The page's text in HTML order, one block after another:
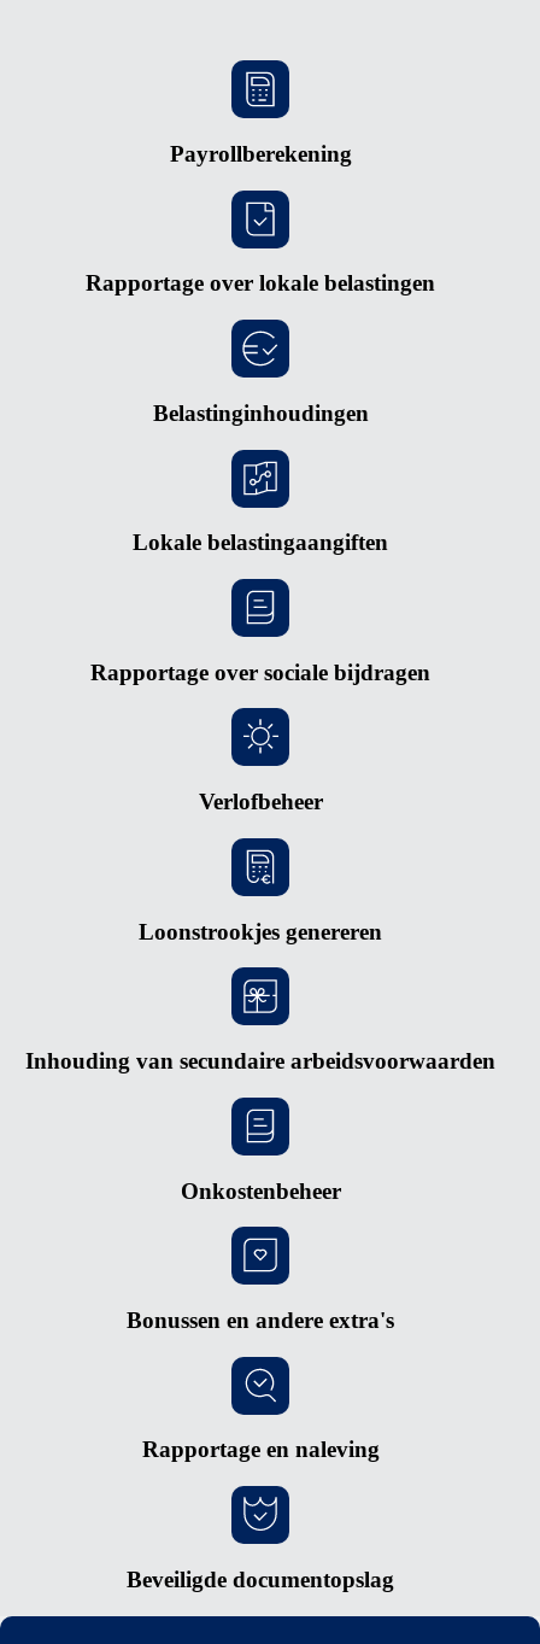
Payrollberekening
Rapportage over lokale belastingen
Belastinginhoudingen
Lokale belastingaangiften
Rapportage over sociale bijdragen
Verlofbeheer
Loonstrookjes genereren
Inhouding van secundaire arbeidsvoorwaarden
Onkostenbeheer
Bonussen en andere extra's
Rapportage en naleving
Beveiligde documentopslag